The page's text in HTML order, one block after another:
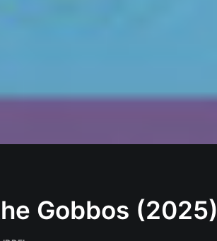
Gobbos (2025)